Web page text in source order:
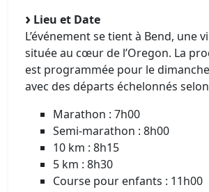
Lieu et Date
L’événement se tient à Bend, une
située au cœur de l’Oregon. La
est programmée pour le
avec des départs échelonnés
Marathon : 7h00​
Semi-marathon : 8h00​
10 km : 8h15​
5 km : 8h30​
Course pour enfants : 11h00​